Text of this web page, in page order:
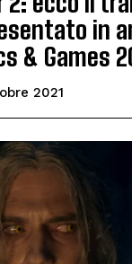
in
& Games
2021